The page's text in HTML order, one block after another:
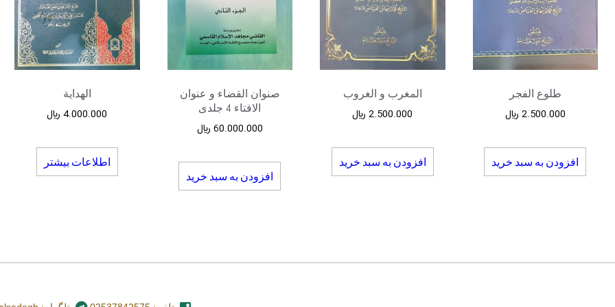
طلوع الفجر
2.500.000 ﷼
افزودن به سبد خرید
المغرب و الغروب
2.500.000 ﷼
افزودن به سبد خرید
صنوان القضاء و عنوان
الافتاء 4 جلدی
60.000.000 ﷼
افزودن به سبد خرید
الهدایة
4.000.000 ﷼
اطلاعات بیشتر